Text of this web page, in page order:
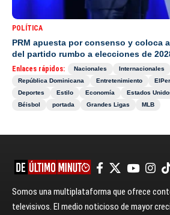
POLÍTICA
PRM apuesta por consenso y coloca
del partido rumbo a elecciones de
Enlaces rápidos: Nacionales Internacionales
República Dominicana
Entretenimiento
Deportes
Estilo Economía Estados
Béisbol
portada Grandes Ligas MLB
Somos una multiplataforma que ofrece
televisivos. El medio noticioso de mayor